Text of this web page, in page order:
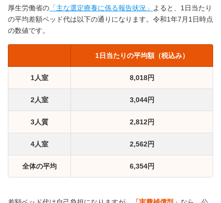
厚生労働省の 「主な選定療養に係る報告状況」
よると、1日当たり
の平均差額ベッド代は以下の通りになります。令和1年7月1日時点
の数値です。
1日当たりの平均額（税込み）
1人室 8,018円
2人室 3,044円
3人質 2,812円
4人室 2,562円
全体の平均 6,354円